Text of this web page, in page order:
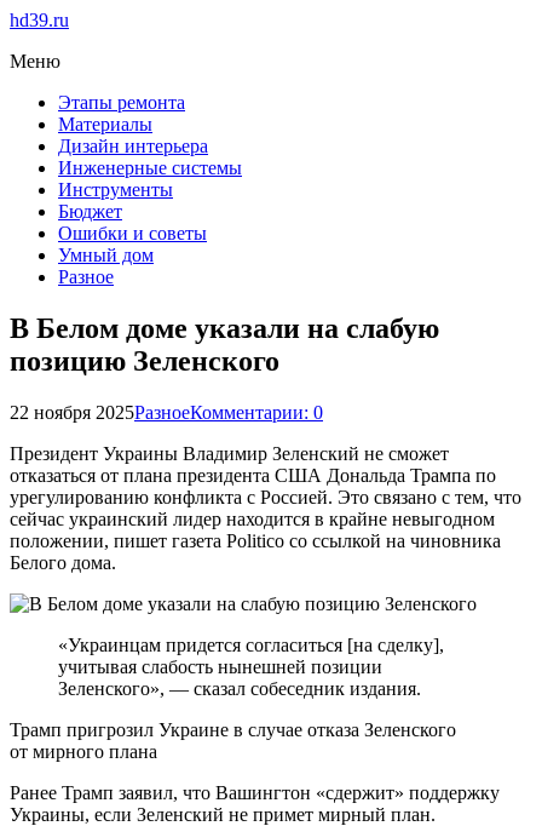
hd39.ru
Меню
Этапы ремонта
Материалы
Дизайн интерьера
Инженерные системы
Инструменты
Бюджет
Ошибки и советы
Умный дом
Разное
В Белом доме указали на слабую
позицию Зеленского
22 ноября 2025РазноеКомментарии: 0
Президент Украины Владимир Зеленский не сможет
отказаться от плана президента США Дональда Трампа по
урегулированию конфликта с Россией. Это связано с тем, что
сейчас украинский лидер находится в крайне невыгодном
положении, пишет газета Politico со ссылкой на чиновника
Белого дома.
«Украинцам придется согласиться [на сделку],
учитывая слабость нынешней позиции
Зеленского», — сказал собеседник издания.
Трамп пригрозил Украине в случае отказа Зеленского
от мирного плана
Ранее Трамп заявил, что Вашингтон «сдержит» поддержку
Украины, если Зеленский не примет мирный план.